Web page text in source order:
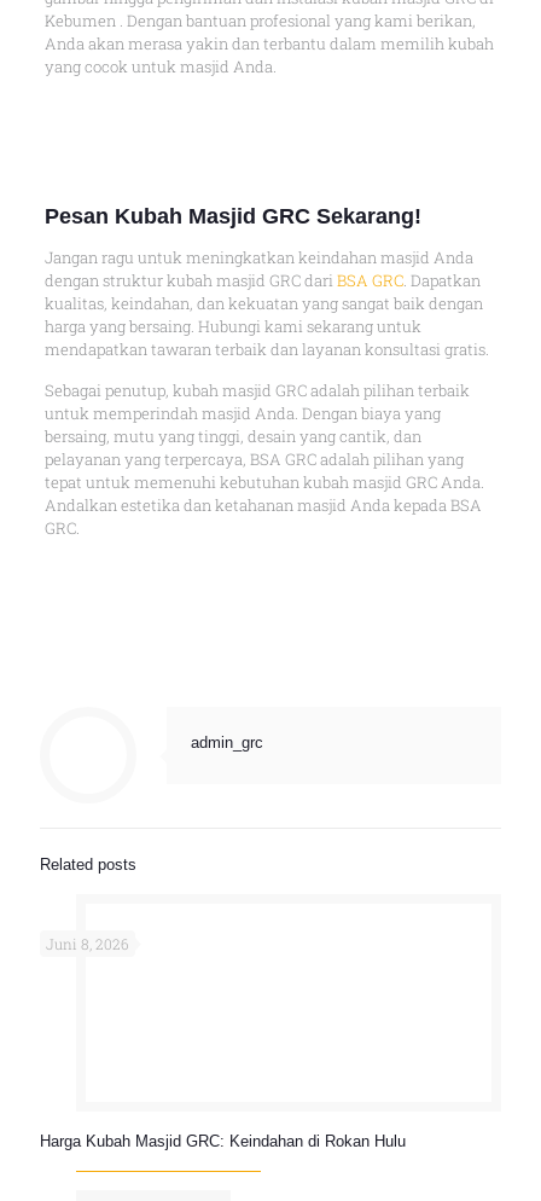
Kebumen . Dengan bantuan profesional yang kami berikan,
Anda akan merasa yakin dan terbantu dalam memilih kubah
yang cocok untuk masjid Anda.
Pesan Kubah Masjid GRC Sekarang!
Jangan ragu untuk meningkatkan keindahan masjid Anda
dengan struktur kubah masjid GRC dari BSA GRC. Dapatkan
kualitas, keindahan, dan kekuatan yang sangat baik dengan
harga yang bersaing. Hubungi kami sekarang untuk
mendapatkan tawaran terbaik dan layanan konsultasi gratis.
Sebagai penutup, kubah masjid GRC adalah pilihan terbaik
untuk memperindah masjid Anda. Dengan biaya yang
bersaing, mutu yang tinggi, desain yang cantik, dan
pelayanan yang terpercaya, BSA GRC adalah pilihan yang
tepat untuk memenuhi kebutuhan kubah masjid GRC Anda.
Andalkan estetika dan ketahanan masjid Anda kepada BSA
GRC.
admin_grc
Related posts
Juni 8, 2026
Harga Kubah Masjid GRC: Keindahan di Rokan Hulu